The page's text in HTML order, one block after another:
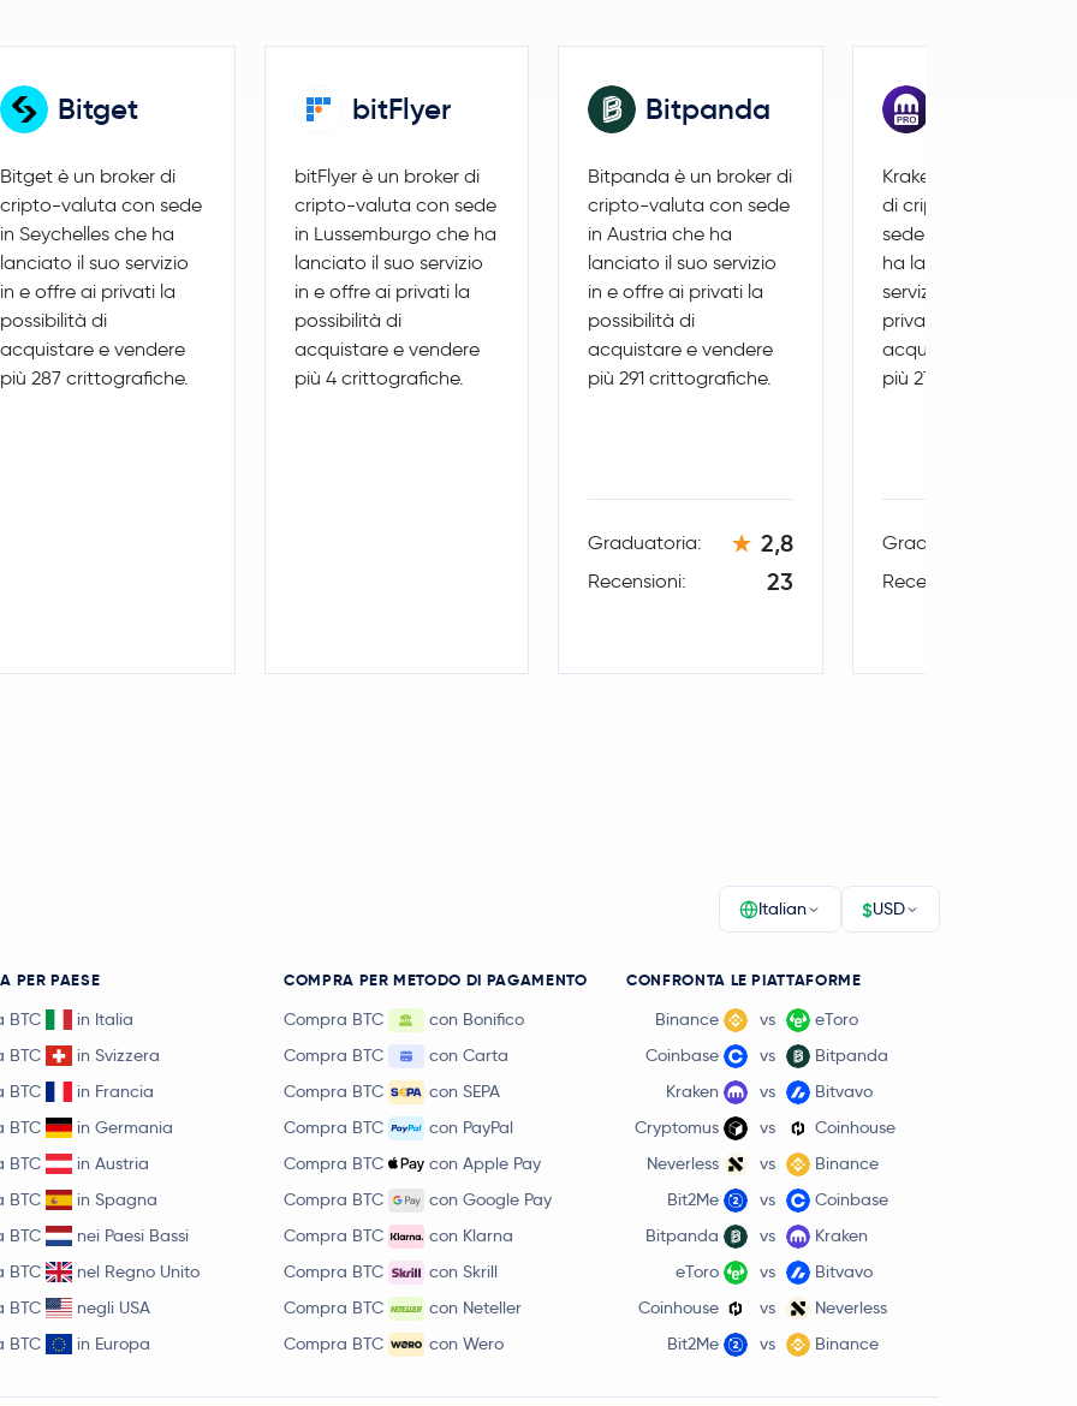
Bitget
Bitget è un broker di
cripto-valuta con sede
in Seychelles che ha
lanciato il suo servizio
in e offre ai privati la
possibilità di
acquistare e vendere
più 287 crittografiche.
bitFlyer
bitFlyer è un broker di
cripto-valuta con sede
in Lussemburgo che ha
lanciato il suo servizio
in e offre ai privati la
possibilità di
acquistare e vendere
più 4 crittografiche.
Bitpanda
Bitpanda è un broker di
cripto-valuta con sede
in Austria che ha
lanciato il suo servizio
in e offre ai privati la
possibilità di
acquistare e vendere
più 291 crittografiche.
Graduatoria: 2,8
Recensioni: 23
Kraken Pro è un broker
di cripto-valuta con
sede in Stati Uniti che
ha lanciato il suo
servizio in e offre ai
privati la possibilità di
acquistare e vendere
più 277 crittografiche.
Graduatoria:
Recensioni:
Italian $USD
PER PAESE
BTC
in Italia
BTC
in Svizzera
BTC
in Francia
BTC
in Germania
BTC
in Austria
BTC
in Spagna
BTC
nei Paesi Bassi
BTC
nel Regno Unito
BTC
negli USA
BTC
in Europa
COMPRA PER METODO DI PAGAMENTO
Compra BTC
con Bonifico
Compra BTC
con Carta
Compra BTC
con SEPA
Compra BTC
con PayPal
Compra BTC
con Apple Pay
Compra BTC
con Google Pay
Compra BTC
con Klarna
Compra BTC
con Skrill
Compra BTC
con Neteller
Compra BTC
con Wero
CONFRONTA LE PIATTAFORME
Binance vs
eToro
Coinbase
vs
Bitpanda
Kraken
vs
Bitvavo
Cryptomus
vs
Coinhouse
Neverless
vs
Binance
Bit2Me
vs
Coinbase
Bitpanda
vs
Kraken
eToro
vs
Bitvavo
Coinhouse
vs
Neverless
Bit2Me
vs Binance